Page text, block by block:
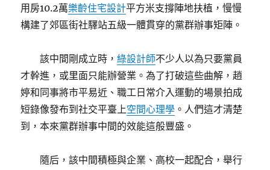
用房10.2萬樂齡住宅設計平方米支撐陣地扶植，慢慢
構建了郊區街社驛站五級一體貫穿的黨群辦事矩陣。
該中間剛成立時，綠設計師不少人以為只要黨員
才幹進，或里面只能辦營業。為了打破這些曲解，趙
婷和同事將市平易近、職工日常介入運動的場景拍成
短錄像發布到社交平臺上空間心理學 。人們這才清楚
到，本來黨群辦事中間的效能這般豐盛。
隨后，該中間積極與企業、高校一起配合，舉行